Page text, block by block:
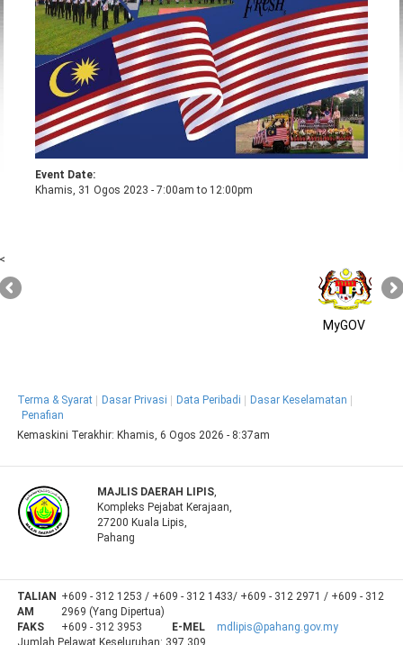
Event Date:
Khamis, 31 Ogos 2023 -7:00am to 12:00pm
<
MyGOV
Terma & Syarat Dasar Privasi Data Peribadi
Dasar Keselamatan
Penafian
Kemaskini Terakhir: Khamis, 6 Ogos 2026 - 8:37am
MAJLIS DAERAH LIPIS,
Kompleks Pejabat Kerajaan,
27200 Kuala Lipis,
Pahang
TALIAN
AM
+609 - 312 1253 / +609 - 312 1433/ +609 - 312 2971 / +609 - 312
2969 (Yang Dipertua)
FAKS
+609 - 312 3953 E-MEL
mdlipis@pahang.gov.my
Jumlah Pelawat Keseluruhan: 397,309